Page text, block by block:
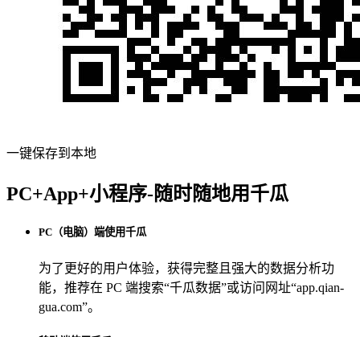
一键保存到本地
PC+App+小程序-随时随地用千瓜
PC（电脑）端使用千瓜
为了更好的用户体验，获得完整且强大的数据分析功
能，推荐在 PC 端搜索“千瓜数据”或访问网址“app.qian-
gua.com”。